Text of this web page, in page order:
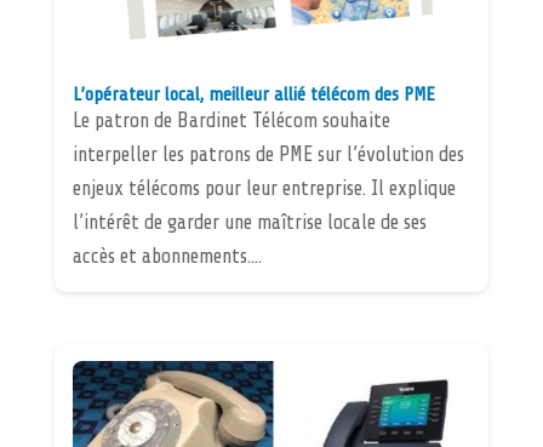
L’opérateur local, meilleur allié télécom des PME
Le patron de Bardinet Télécom souhaite
interpeller les patrons de PME sur l’évolution des
enjeux télécoms pour leur entreprise. Il explique
l’intérêt de garder une maîtrise locale de ses
accès et abonnements....